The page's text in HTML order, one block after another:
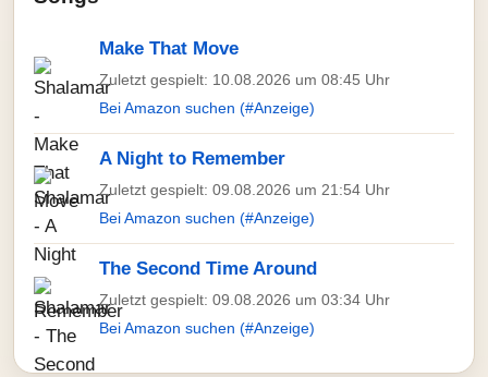
Make That Move
Zuletzt gespielt: 10.08.2026 um 08:45 Uhr
Bei Amazon suchen (#Anzeige)
A Night to Remember
Zuletzt gespielt: 09.08.2026 um 21:54 Uhr
Bei Amazon suchen (#Anzeige)
The Second Time Around
Zuletzt gespielt: 09.08.2026 um 03:34 Uhr
Bei Amazon suchen (#Anzeige)